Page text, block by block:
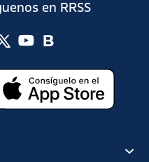
en RRSS